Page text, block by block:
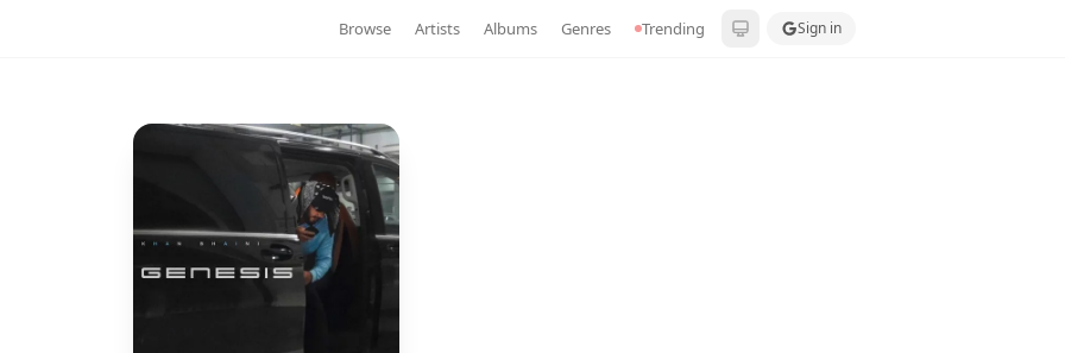
Browse Artists Albums Genres Trending Sign in